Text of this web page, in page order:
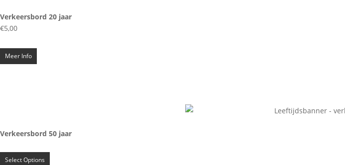
Verkeersbord 20 jaar
€5,00
Meer Info
Verkeersbord 50 jaar
Select Options